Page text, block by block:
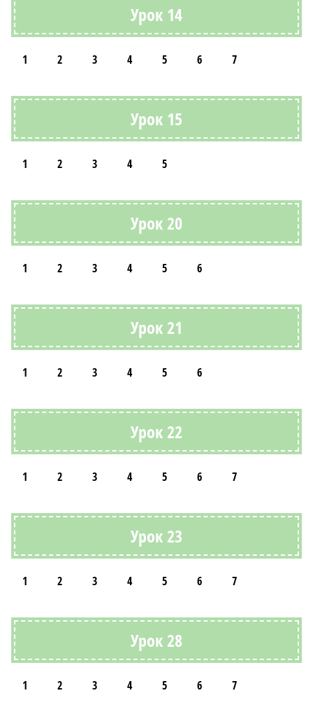
Урок 14
1 2 3 4 5 6 7
Урок 15
1 2 3 4 5
Урок 20
1 2 3 4 5 6
Урок 21
1 2 3 4 5 6
Урок 22
1 2 3 4 5 6 7
Урок 23
1 2 3 4 5 6 7
Урок 28
1 2 3 4 5 6 7